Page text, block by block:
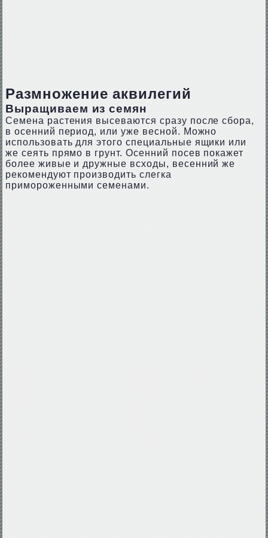
Размножение аквилегий
Выращиваем из семян
Семена растения высеваются сразу после сбора,
в осенний период, или уже весной. Можно
использовать для этого специальные ящики или
же сеять прямо в грунт. Осенний посев покажет
более живые и дружные всходы, весенний же
рекомендуют производить слегка
примороженными семенами.